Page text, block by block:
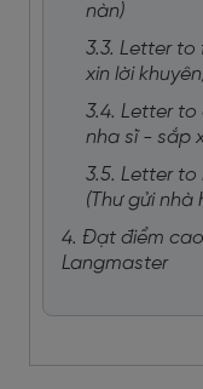
nàn)
3.3. Letter to
xin lời
3.4. Letter
nha sĩ - sắp
3.5. Letter
(Thư gửi nhà
4. Đạt điểm cao
Langmaster